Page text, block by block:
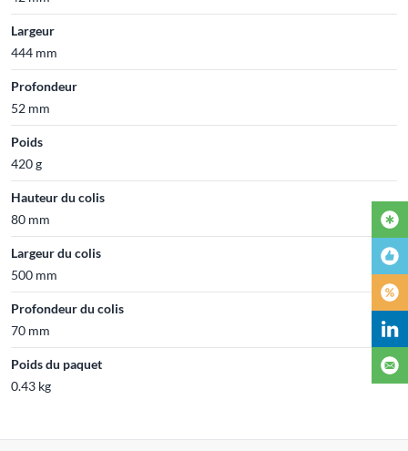
Largeur
444 mm
Profondeur
52 mm
Poids
420 g
Hauteur du colis
80 mm
Largeur du colis
500 mm
Profondeur du colis
70 mm
Poids du paquet
0.43 kg